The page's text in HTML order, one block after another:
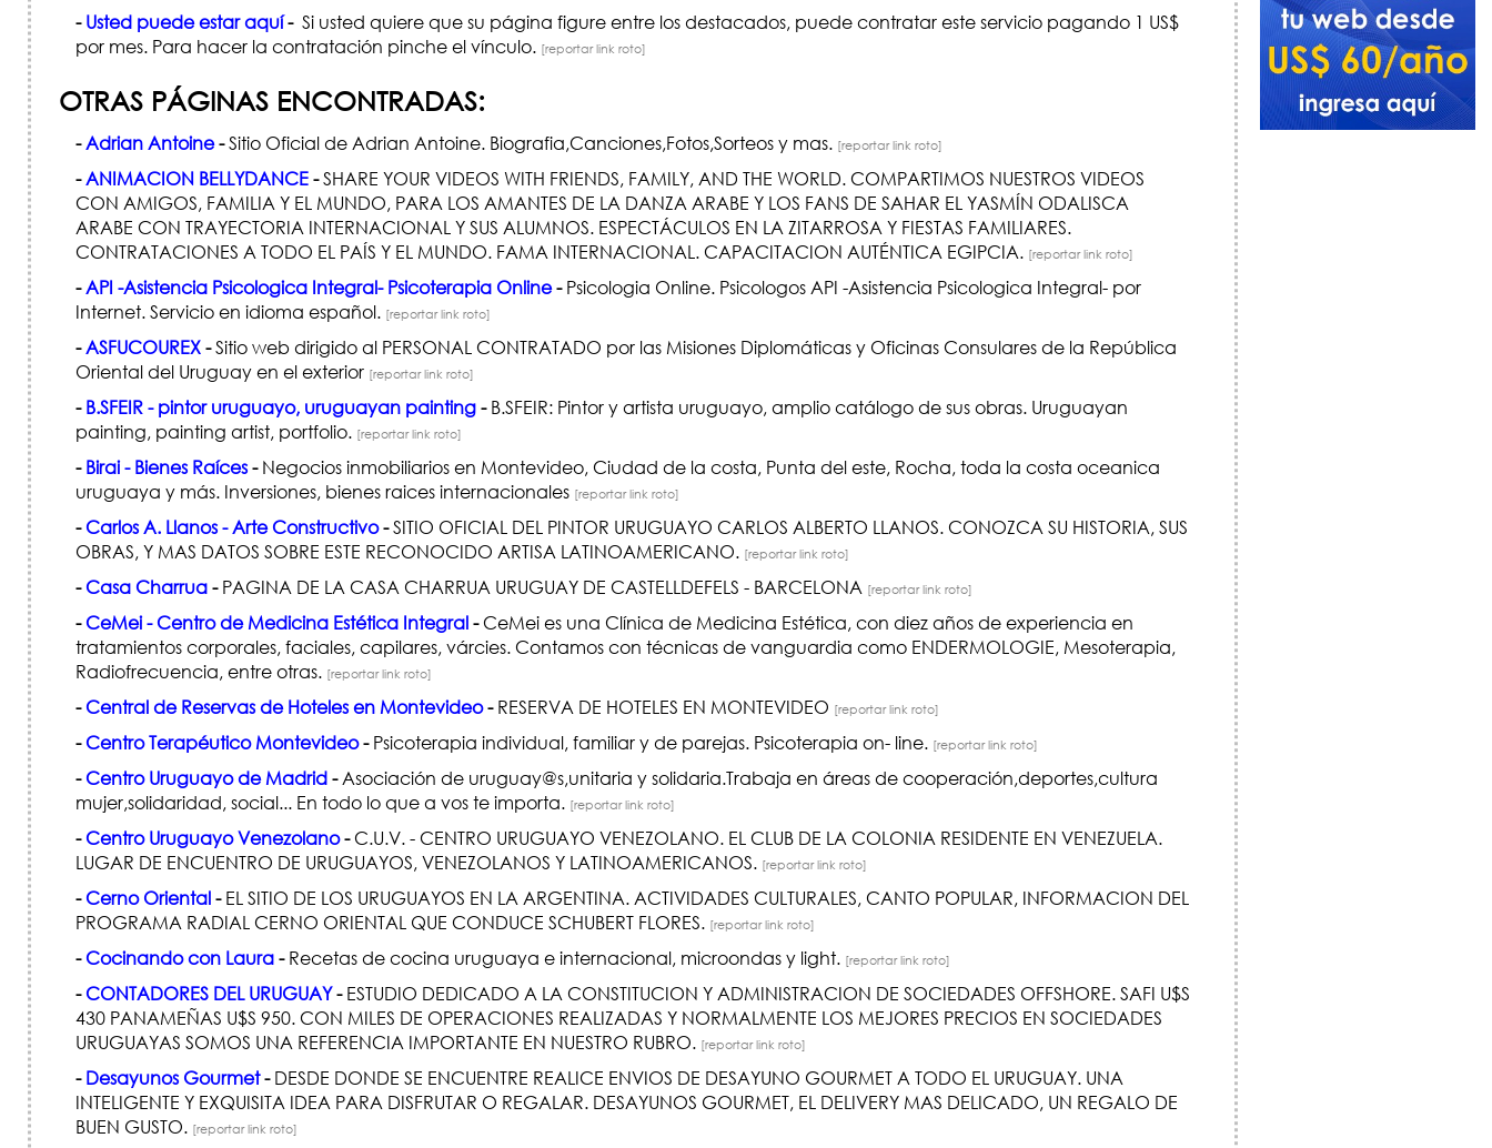
- Usted puede estar aquí-Si usted quiere que su página figure entre los destacados, puede contratar este servicio pagando 1 US$
por mes. Para hacer la contratación pinche el vínculo. [reportar link roto]
OTRAS PÁGINAS ENCONTRADAS:
-Adrian Antoine-Sitio Oficial de Adrian Antoine. Biografia,Canciones,Fotos,Sorteos y mas. [reportar link roto]
-ANIMACION BELLYDANCE-SHARE YOUR VIDEOS WITH FRIENDS, FAMILY, AND THE WORLD. COMPARTIMOS NUESTROS VIDEOS
CON AMIGOS, FAMILIA Y EL MUNDO, PARA LOS AMANTES DE LA DANZA ARABE Y LOS FANS DE SAHAR EL YASMÍN ODALISCA
ARABE CON TRAYECTORIA INTERNACIONAL Y SUS ALUMNOS. ESPECTÁCULOS EN LA ZITARROSA Y FIESTAS FAMILIARES.
CONTRATACIONES A TODO EL PAÍS Y EL MUNDO. FAMA INTERNACIONAL. CAPACITACION AUTÉNTICA EGIPCIA. [reportar link roto]
-API -Asistencia Psicologica Integral- Psicoterapia Online-Psicologia Online. Psicologos API -Asistencia Psicologica Integral- por
Internet. Servicio en idioma español. [reportar link roto]
-ASFUCOUREX-Sitio web dirigido al PERSONAL CONTRATADO por las Misiones Diplomáticas y Oficinas Consulares de la República
Oriental del Uruguay en el exterior [reportar link roto]
- B.SFEIR - pintor uruguayo, uruguayan painting-B.SFEIR: Pintor y artista uruguayo, amplio catálogo de sus obras. Uruguayan
painting, painting artist, portfolio. [reportar link roto]
- Birai - Bienes Raíces-Negocios inmobiliarios en Montevideo, Ciudad de la costa, Punta del este, Rocha, toda la costa oceanica
uruguaya y más. Inversiones, bienes raices internacionales [reportar link roto]
-Carlos A. Llanos - Arte Constructivo-SITIO OFICIAL DEL PINTOR URUGUAYO CARLOS ALBERTO LLANOS. CONOZCA SU HISTORIA, SUS
OBRAS, Y MAS DATOS SOBRE ESTE RECONOCIDO ARTISA LATINOAMERICANO. [reportar link roto]
-Casa Charrua-PAGINA DE LA CASA CHARRUA URUGUAY DE CASTELLDEFELS - BARCELONA [reportar link roto]
-CeMei - Centro de Medicina Estética Integral-CeMei es una Clínica de Medicina Estética, con diez años de experiencia en
tratamientos corporales, faciales, capilares, várcies. Contamos con técnicas de vanguardia como ENDERMOLOGIE, Mesoterapia,
Radiofrecuencia, entre otras. [reportar link roto]
-Central de Reservas de Hoteles en Montevideo-RESERVA DE HOTELES EN MONTEVIDEO [reportar link roto]
-Centro Terapéutico Montevideo-Psicoterapia individual, familiar y de parejas. Psicoterapia on- line. [reportar link roto]
-Centro Uruguayo de Madrid-Asociación de uruguay@s,unitaria y solidaria.Trabaja en áreas de cooperación,deportes,cultura
mujer,solidaridad, social... En todo lo que a vos te importa. [reportar link roto]
-Centro Uruguayo Venezolano-C.U.V. - CENTRO URUGUAYO VENEZOLANO. EL CLUB DE LA COLONIA RESIDENTE EN VENEZUELA.
LUGAR DE ENCUENTRO DE URUGUAYOS, VENEZOLANOS Y LATINOAMERICANOS. [reportar link roto]
-Cerno Oriental-EL SITIO DE LOS URUGUAYOS EN LA ARGENTINA. ACTIVIDADES CULTURALES, CANTO POPULAR, INFORMACION DEL
PROGRAMA RADIAL CERNO ORIENTAL QUE CONDUCE SCHUBERT FLORES. [reportar link roto]
-Cocinando con Laura-Recetas de cocina uruguaya e internacional, microondas y light. [reportar link roto]
-CONTADORES DEL URUGUAY-ESTUDIO DEDICADO A LA CONSTITUCION Y ADMINISTRACION DE SOCIEDADES OFFSHORE. SAFI U$S
430 PANAMEÑAS U$S 950. CON MILES DE OPERACIONES REALIZADAS Y NORMALMENTE LOS MEJORES PRECIOS EN SOCIEDADES
URUGUAYAS SOMOS UNA REFERENCIA IMPORTANTE EN NUESTRO RUBRO. [reportar link roto]
- Desayunos Gourmet-DESDE DONDE SE ENCUENTRE REALICE ENVIOS DE DESAYUNO GOURMET A TODO EL URUGUAY. UNA
INTELIGENTE Y EXQUISITA IDEA PARA DISFRUTAR O REGALAR. DESAYUNOS GOURMET, EL DELIVERY MAS DELICADO, UN REGALO DE
BUEN GUSTO. [reportar link roto]